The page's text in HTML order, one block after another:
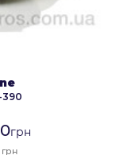
390
грн
грн